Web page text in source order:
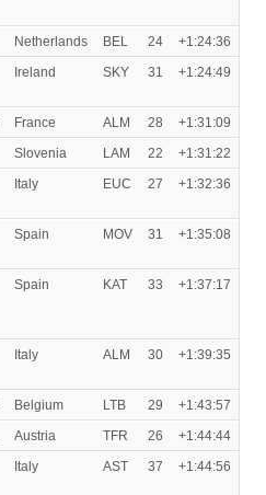
Netherlands BEL 24
+1:24:36
Ireland SKY 31 +1:24:49
France ALM 28
+1:31:09
Slovenia LAM 22
+1:31:22
Italy EUC 27 +1:32:36
Spain MOV 31 +1:35:08
Spain KAT 33 +1:37:17
Italy ALM 30 +1:39:35
Belgium LTB 29
+1:43:57
Austria TFR 26
+1:44:44
Italy AST 37 +1:44:56